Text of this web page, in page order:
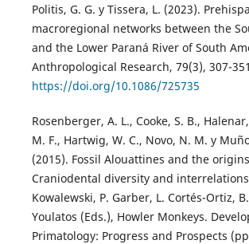
Politis, G. G. y Tissera, L. (2023).
macroregional networks between the
and the Lower Paraná River of South
Anthropological Research, 79(3), 307-
https://doi.org/10.1086/725735
Rosenberger, A. L., Cooke, S. B.,
M. F., Hartwig, W. C., Novo, N. M. y
(2015). Fossil Alouattines and the
Craniodental diversity and
Kowalewski, P. Garber, L. Cortés-Ortiz,
Youlatos (Eds.), Howler Monkeys.
Primatology: Progress and Prospects